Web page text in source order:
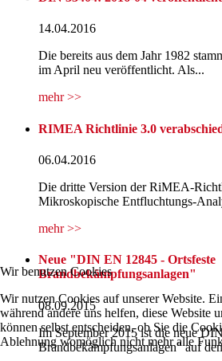
14.04.2016
Die bereits aus dem Jahr 1982
im April neu veröffentlicht. Als...
mehr >>
RIMEA Richtlinie 3.0
06.04.2016
Die dritte Version der RiMEA-
Mikroskopische Entfluchtungs-
mehr >>
Neue "DIN EN 12845 - Ortsfeste
Brandbekämpfungsanlagen"
08.09.2015
Im September 2015 ist die neue
Brandbekämpfungsanlagen" auf
Wir benutzen Cookies
Wir nutzen Cookies auf unserer Website.
während andere uns helfen, diese Website
können selbst entscheiden, ob Sie die
Ablehnung womöglich nicht mehr alle